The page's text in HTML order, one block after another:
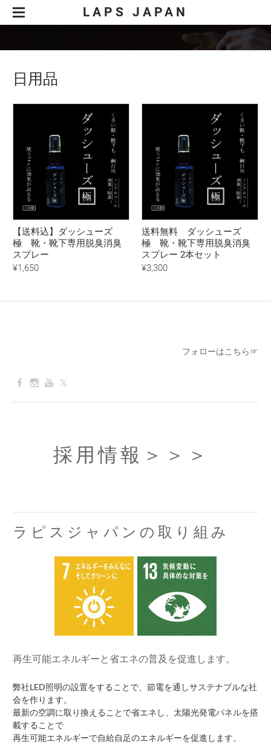
LAPS JAPAN
電気工事業
ＬＥＤ照明工事
電気工事
電気通信工事
空調設備工事
ＥＶ充電設備工事
太陽光発電工事
OEM事業
ダッシューズ 極
どこでもトイレ
LED照明 LAPILUX
新着情報
採用情報
お問合せ
特定商取引法に基づく表記
日用品
【送料込】ダッシューズ
極 靴・靴下専用脱臭消臭
スプレー
¥1,650
送料無料 ダッシューズ
極 靴・靴下専用脱臭消臭
スプレー 2本セット
¥3,300
フォローはこちら☞
採用情報 ＞＞＞
ラピスジャパンの取り組み
再生可能エネルギーと省エネの普及を促進します。
弊社LED照明の設置をすることで、節電を通しサステナブルな社
会を作ります。
最新の空調に取り換えることで省エネし、太陽光発電パネルを搭
載することで
再生可能エネルギーで自給自足のエネルギーを促進します。